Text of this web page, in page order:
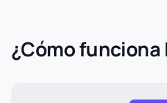
¿Cómo funciona